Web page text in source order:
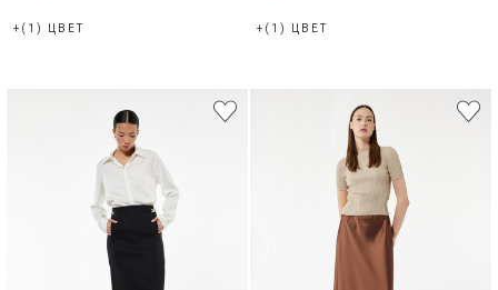
+(1) ЦВЕТ +(1) ЦВЕТ